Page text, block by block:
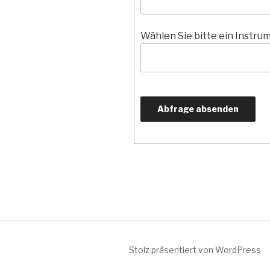
Wählen Sie bitte ein
Stolz präsentiert von WordPress